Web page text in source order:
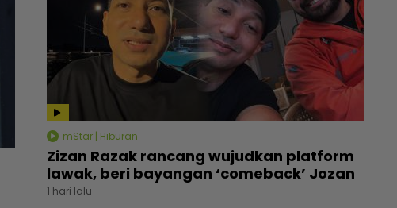
mStar | Hiburan
Zizan Razak rancang wujudkan platform
lawak, beri bayangan ‘comeback’ Jozan
1 hari lalu